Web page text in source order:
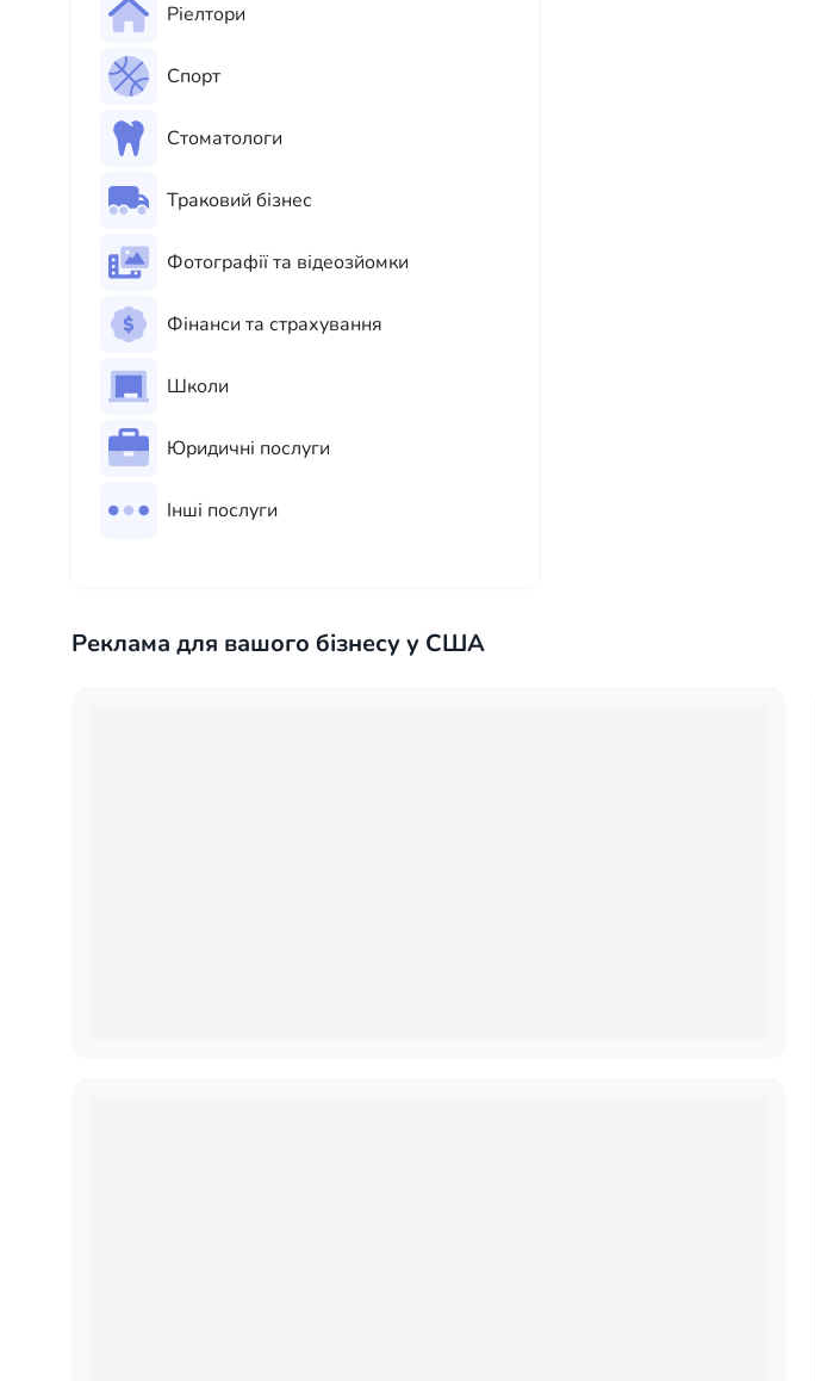
Ріелтори
Спорт
Стоматологи
Траковий бізнес
Фотографії та відеозйомки
Фінанси та страхування
Школи
Юридичні послуги
Інші послуги
Реклама для вашого бізнесу у США